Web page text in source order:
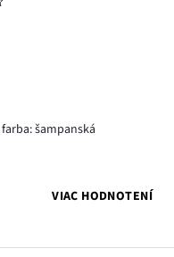
farba: šampanská
VIAC HODNOTENÍ